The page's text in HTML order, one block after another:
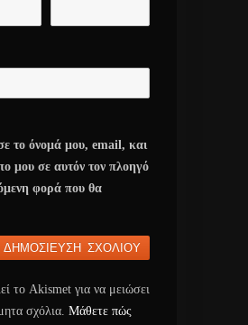
το όνομά μου, email, και
μου σε αυτόν τον πλοηγό
φορά που θα
το Akismet για να μειώσει
σχόλια. Μάθετε πώς